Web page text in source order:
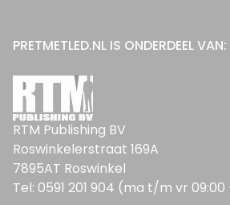
PRETMETLED.NL IS ONDERDEEL VAN:
RTM Publishing BV
Roswinkelerstraat 169A
7895AT Roswinkel
Tel: 0591 201 904 (ma t/m vr 09:00